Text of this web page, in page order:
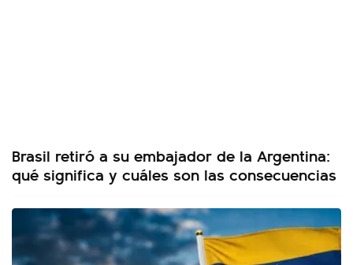
Brasil retiró a su embajador de la Argentina:
qué significa y cuáles son las consecuencias